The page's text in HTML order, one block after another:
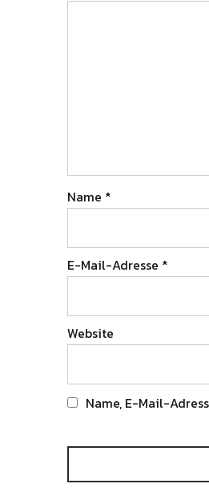
Name *
E-Mail-Adresse *
Website
Name, E-Mail-